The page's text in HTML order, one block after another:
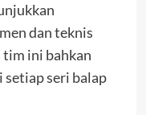
dan teknis
tim ini bahkan
seri balap